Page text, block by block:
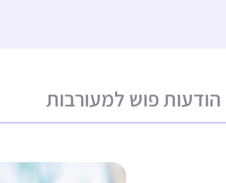
הודעות פוש למעורבות